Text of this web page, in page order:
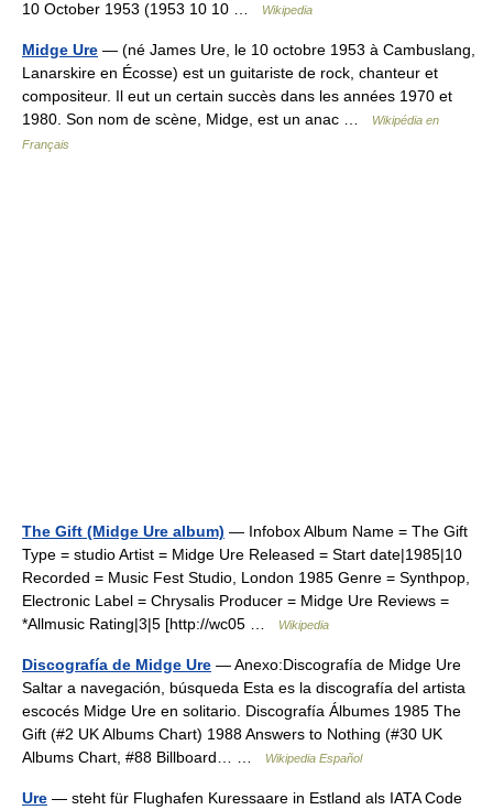
10 October 1953 (1953 10 10 …
Wikipedia
Midge Ure — (né James Ure, le 10 octobre 1953 à Cambuslang,
Lanarskire en Écosse) est un guitariste de rock, chanteur et
compositeur. Il eut un certain succès dans les années 1970 et
1980. Son nom de scène, Midge, est un anac …
Wikipédia en
Français
The Gift (Midge Ure album) — Infobox Album Name = The Gift
Type = studio Artist = Midge Ure Released = Start date|1985|10
Recorded = Music Fest Studio, London 1985 Genre = Synthpop,
Electronic Label = Chrysalis Producer = Midge Ure Reviews =
*Allmusic Rating|3|5 [http://wc05 …
Wikipedia
Discografía de Midge Ure — Anexo:Discografía de Midge Ure
Saltar a navegación, búsqueda Esta es la discografía del artista
escocés Midge Ure en solitario. Discografía Álbumes 1985 The
Gift (#2 UK Albums Chart) 1988 Answers to Nothing (#30 UK
Albums Chart, #88 Billboard… …
Wikipedia Español
Ure — steht für Flughafen Kuressaare in Estland als IATA Code